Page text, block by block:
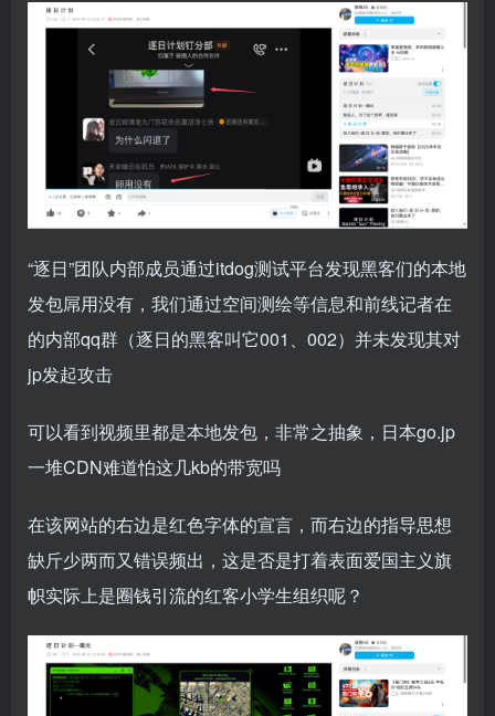
“逐日”团队内部成员通过itdog测试平台发现黑客们的本地
发包屌用没有，我们通过空间测绘等信息和前线记者在
的内部qq群（逐日的黑客叫它001、002）并未发现其对
jp发起攻击
可以看到视频里都是本地发包，非常之抽象，日本go.jp
一堆CDN难道怕这几kb的带宽吗
在该网站的右边是红色字体的宣言，而右边的指导思想
缺斤少两而又错误频出，这是否是打着表面爱国主义旗
帜实际上是圈钱引流的红客小学生组织呢？